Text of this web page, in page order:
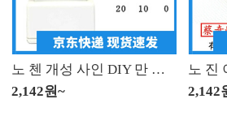
노 첸 개성 사인 DIY 만 차 광 민 인장 맞 춤 형 서화 장서 도장 사인 각 형 20 * 20mm 개인 이름 서명 날인 제작
2,142원~
2,142